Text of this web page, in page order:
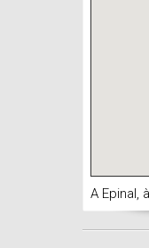
A Epinal,